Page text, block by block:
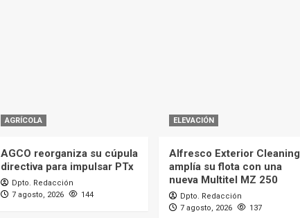
AGRÍCOLA
AGCO reorganiza su cúpula
directiva para impulsar PTx
Dpto. Redacción
7 agosto, 2026
144
ELEVACIÓN
Alfresco Exterior Cleaning
amplía su flota con una
nueva Multitel MZ 250
Dpto. Redacción
7 agosto, 2026
137